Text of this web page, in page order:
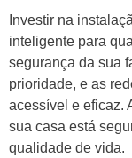
Investir na
inteligente para
segurança da sua
prioridade, e as
acessível e eficaz.
sua casa está
qualidade de vida.